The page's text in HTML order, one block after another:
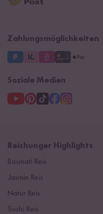
Zahlungsmöglichkeiten
Soziale Medien
Reishunger Highlights
Basmati Reis
Jasmin Reis
Natur Reis
Sushi Reis